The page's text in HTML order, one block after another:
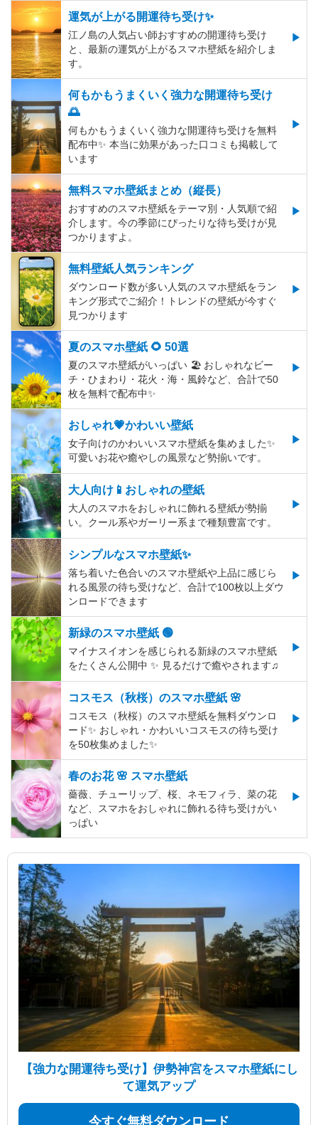
運気が上がる開運待ち受け✨
江ノ島の人気占い師おすすめの開運待ち受け
と、最新の運気が上がるスマホ壁紙を紹介しま
す。
何もかもうまくいく強力な開運待ち受け
🌅
何もかもうまくいく強力な開運待ち受けを無料
配布中✨️ 本当に効果があった口コミも掲載して
います
無料スマホ壁紙まとめ（縦長）
おすすめのスマホ壁紙をテーマ別・人気順で紹
介します。今の季節にぴったりな待ち受けが見
つかりますよ。
無料壁紙人気ランキング
ダウンロード数が多い人気のスマホ壁紙をラン
キング形式でご紹介！トレンドの壁紙が今すぐ
見つかります
夏のスマホ壁紙 🌻 50選
夏のスマホ壁紙がいっぱい 🏖 おしゃれなビー
チ・ひまわり・花火・海・風鈴など、合計で50
枚を無料で配布中✨
おしゃれ💗かわいい壁紙
女子向けのかわいいスマホ壁紙を集めました✨
可愛いお花や癒やしの風景など勢揃いです。
大人向け📱おしゃれの壁紙
大人のスマホをおしゃれに飾れる壁紙が勢揃
い。クール系やガーリー系まで種類豊富です。
シンプルなスマホ壁紙✨
落ち着いた色合いのスマホ壁紙や上品に感じら
れる風景の待ち受けなど、合計で100枚以上ダウ
ンロードできます
新緑のスマホ壁紙 🟢
マイナスイオンを感じられる新緑のスマホ壁紙
をたくさん公開中 ✨ 見るだけで癒やされます♫
コスモス（秋桜）のスマホ壁紙 🌸
コスモス（秋桜）のスマホ壁紙を無料ダウンロ
ード✨️ おしゃれ・かわいいコスモスの待ち受け
を50枚集めました✨️
春のお花 🌸 スマホ壁紙
薔薇、チューリップ、桜、ネモフィラ、菜の花
など、スマホをおしゃれに飾れる待ち受けがい
っぱい
【強力な開運待ち受け】伊勢神宮をスマホ壁紙にし
て運気アップ
今すぐ無料ダウンロード